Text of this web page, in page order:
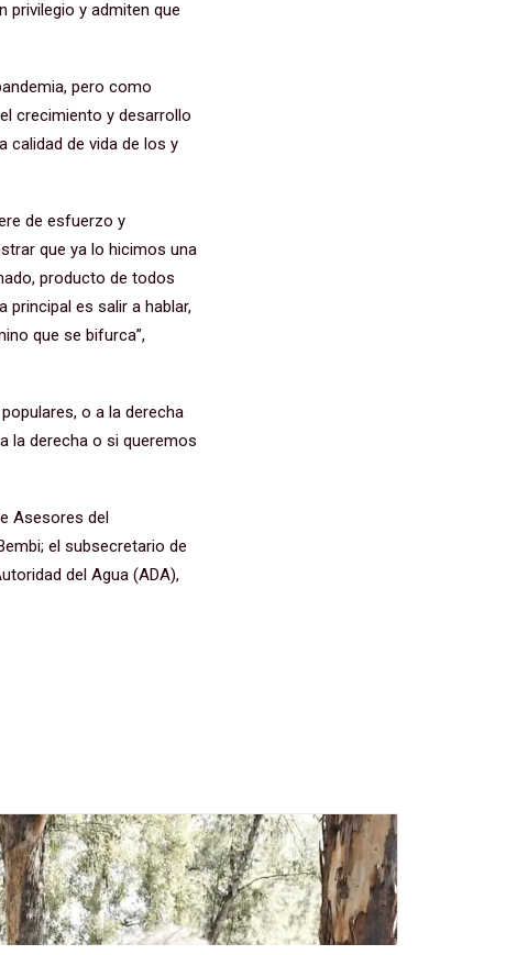
privilegio y admiten que
pero como
crecimiento y desarrollo
calidad de vida de los y
de esfuerzo y
que ya lo hicimos una
producto de todos
principal es salir a hablar,
que se bifurca”,
o a la derecha
la derecha o si queremos
Asesores del
el subsecretario de
del Agua (ADA),